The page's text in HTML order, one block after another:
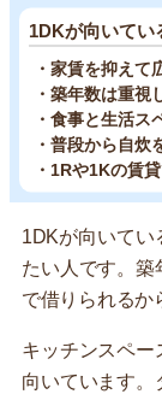
1DKが向いてい
・家賃を抑えて
・築年数は重視
・食事と生活ス
・普段から自炊
・1Rや1Kの賃
1DKが向いてい
たい人です。
で借りられるか
キッチンスペー
向いています。